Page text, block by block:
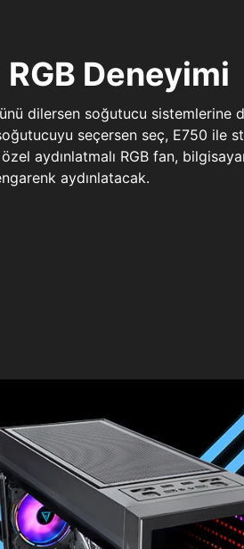
RGB Deneyimi
dilersen soğutucu sistemlerine
seçersen seç, E750 ile
aydınlatmalı RGB fan,
aydınlatacak.